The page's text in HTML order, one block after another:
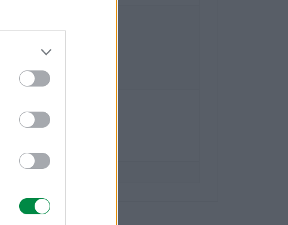
A - 20
Geneve Szwajcaria
5
Warszawa
www.lexmark.com/pl_pl.html